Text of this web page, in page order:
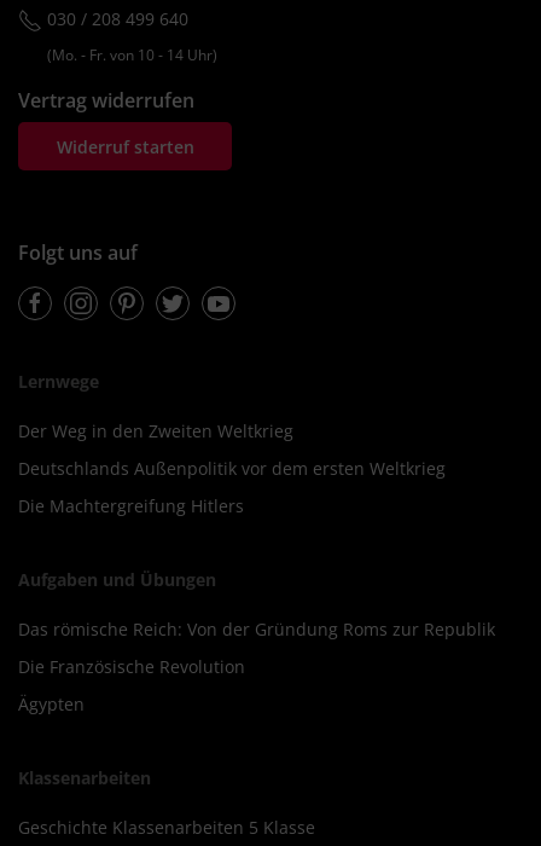
030 / 208 499 640
(Mo. ‐ Fr. von 10 ‐ 14 Uhr)
Vertrag widerrufen
Widerruf starten
Folgt uns auf
FacebookInstagramPinterestTwitterYoutube
Lernwege
Der Weg in den Zweiten Weltkrieg
Deutschlands Außenpolitik vor dem ersten Weltkrieg
Die Machtergreifung Hitlers
Aufgaben und Übungen
Das römische Reich: Von der Gründung Roms zur Republik
Die Französische Revolution
Ägypten
Klassenarbeiten
Geschichte Klassenarbeiten 5 Klasse